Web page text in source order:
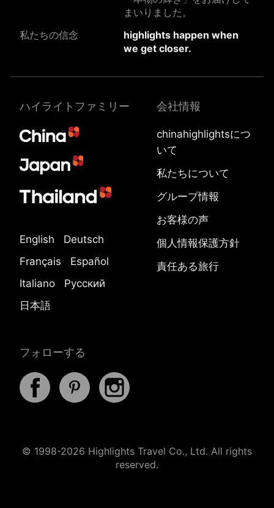
まいりました。
私たちの信念
highlights happen when
we get closer.
ハイライトファミリー
English
Deutsch
Français
Español
Italiano
Русский
日本語
フォローする
会社情報
chinahighlightsにつ
いて
私たちについて
グループ情報
お客様の声
個人情報保護方針
責任ある旅行
© 1998-2026 Highlights Travel Co., Ltd. All rights
reserved.